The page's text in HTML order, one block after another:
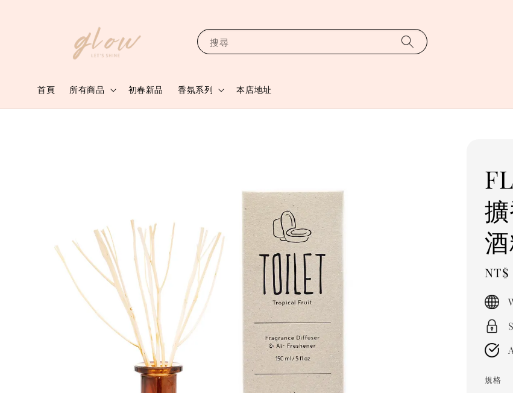
搜尋
首頁 所有商品 初春新品 香氛系列 本店地址
Sale
NT$
規格